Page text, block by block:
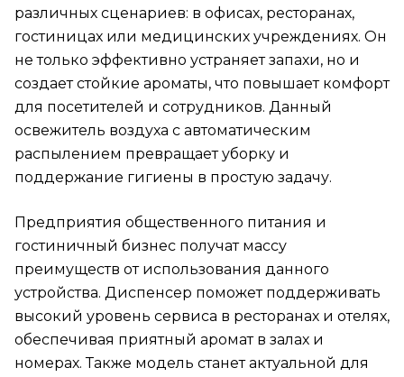
различных сценариев: в офисах, ресторанах,
гостиницах или медицинских учреждениях. Он
не только эффективно устраняет запахи, но и
создает стойкие ароматы, что повышает комфорт
для посетителей и сотрудников. Данный
освежитель воздуха с автоматическим
распылением превращает уборку и
поддержание гигиены в простую задачу.
Предприятия общественного питания и
гостиничный бизнес получат массу
преимуществ от использования данного
устройства. Диспенсер поможет поддерживать
высокий уровень сервиса в ресторанах и отелях,
обеспечивая приятный аромат в залах и
номерах. Также модель станет актуальной для